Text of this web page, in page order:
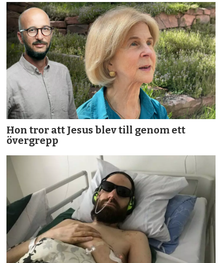
Hon tror att Jesus blev till genom ett
övergrepp